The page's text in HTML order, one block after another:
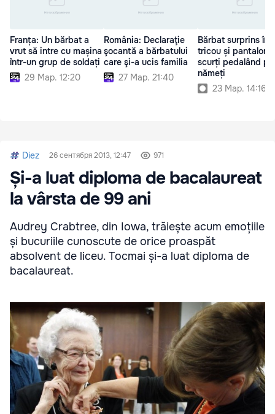
Franța: Un bărbat a
vrut să intre cu mașina
într-un grup de soldați
29 Мар. 12:20
România: Declaraţie
şocantă a bărbatului
care şi-a ucis familia
27 Мар. 21:40
Bărbat surprins în
tricou și pantaloni
scurți pedalând
nămeți
23 Мар. 14:16
Diez 26 сентября 2013, 12:47 971
Și-a luat diploma de bacalaureat
la vârsta de 99 ani
Audrey Crabtree, din Iowa, trăiește acum emoțiile
și bucuriile cunoscute de orice proaspăt
absolvent de liceu. Tocmai și-a luat diploma de
bacalaureat.